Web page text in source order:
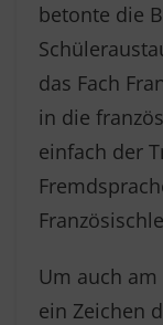
betonte die
das Fach
in die
einfach der
Um auch
ein Zeichen